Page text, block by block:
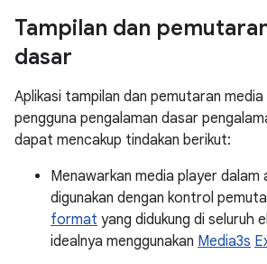
Tampilan dan
dasar
Aplikasi tampilan dan pemutaran
pengguna pengalaman dasar
dapat mencakup tindakan berikut:
Menawarkan media player dalam
digunakan dengan kontrol
format yang didukung di seluruh
idealnya menggunakan Media3s